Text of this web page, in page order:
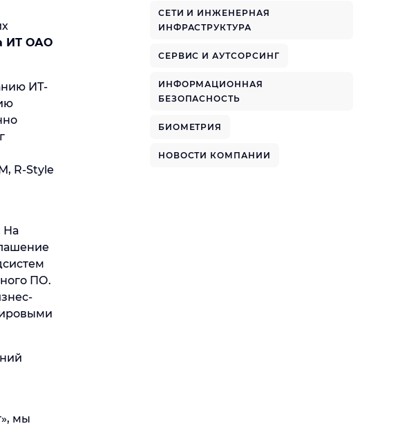
ИТ ОАО
ИТ-
R-Style
На
ПО.
мы
СЕТИ И ИНЖЕНЕРНАЯ
ИНФРАСТРУКТУРА
СЕРВИС И АУТСОРСИНГ
ИНФОРМАЦИОННАЯ
БЕЗОПАСНОСТЬ
БИОМЕТРИЯ
НОВОСТИ КОМПАНИИ